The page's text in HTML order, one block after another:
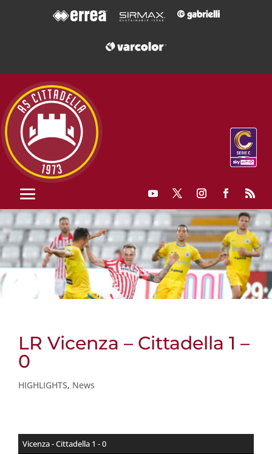
LR Vicenza – Cittadella 1 –
0
HIGHLIGHTS, News
Vicenza - Cittadella 1 - 0